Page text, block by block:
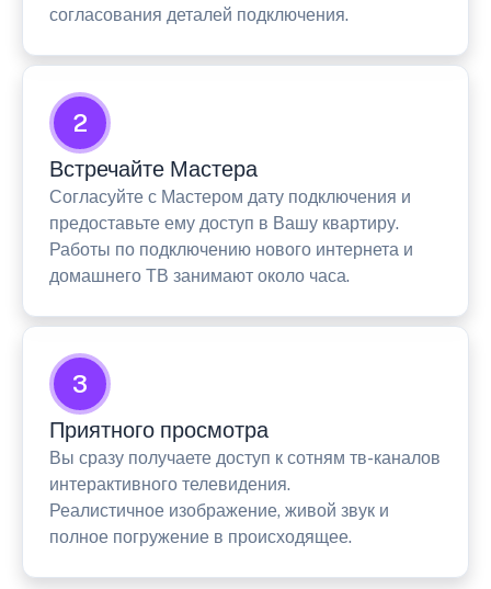
согласования деталей подключения.
2
Встречайте Мастера
Согласуйте с Мастером дату подключения и
предоставьте ему доступ в Вашу квартиру.
Работы по подключению нового интернета и
домашнего ТВ занимают около часа.
3
Приятного просмотра
Вы сразу получаете доступ к сотням тв-каналов
интерактивного телевидения.
Реалистичное изображение, живой звук и
полное погружение в происходящее.